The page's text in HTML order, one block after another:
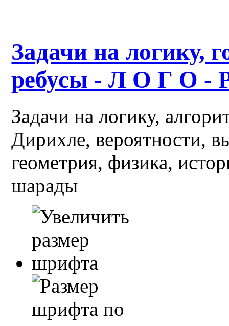
Задачи на логику,
ребусы - Л О Г О -
Задачи на логику,
Дирихле, вероятности,
геометрия, физика,
шарады